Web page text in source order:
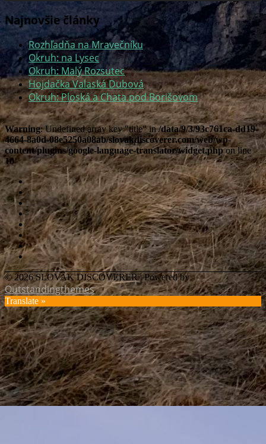
Najnovšie články
Rozhľadňa na Mravečníku
Okruh: na Lysec
Okruh: Malý Rozsutec
Hojdačka Valaská Dubová
Okruh: Ploská a Chata pod Borišovom
Warning: Undefined array key "title" in/data/9/3/93c761ca-dd19-
4664-8a0d-08e5250a08ab/slovakdiscoverer.com/web/wp-
content/plugins/google-language-translator/widget.phpon line
10
© 2026 SLOVAK DISCOVERER | Powered by
Outstandingthemes
Translate »